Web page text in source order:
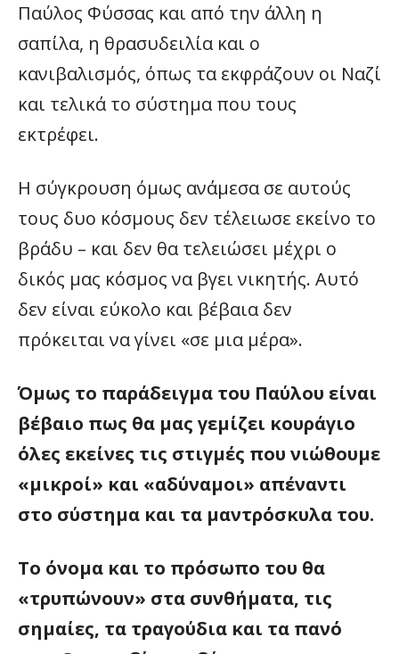
Παύλος Φύσσας και από την άλλη η
σαπίλα, η θρασυδειλία και ο
κανιβαλισμός, όπως τα εκφράζουν οι Ναζί
και τελικά το σύστημα που τους
εκτρέφει.
Η σύγκρουση όμως ανάμεσα σε αυτούς
τους δυο κόσμους δεν τέλειωσε εκείνο το
βράδυ – και δεν θα τελειώσει μέχρι ο
δικός μας κόσμος να βγει νικητής. Αυτό
δεν είναι εύκολο και βέβαια δεν
πρόκειται να γίνει «σε μια μέρα».
Όμως το παράδειγμα του Παύλου είναι
βέβαιο πως θα μας γεμίζει κουράγιο
όλες εκείνες τις στιγμές που νιώθουμε
«μικροί» και «αδύναμοι» απέναντι
στο σύστημα και τα μαντρόσκυλα του.
Το όνομα και το πρόσωπο του θα
«τρυπώνουν» στα συνθήματα, τις
σημαίες, τα τραγούδια και τα πανό